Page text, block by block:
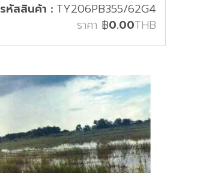
รหัสสินค้า : TY206PB355/62G4
ราคา ฿0.00THB